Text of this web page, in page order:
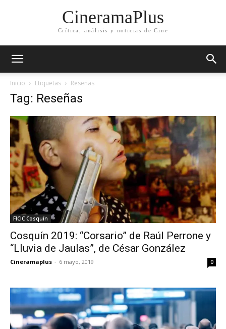
CineramaPlus
Crítica, análisis y noticias de Cine
Inicio Etiquetas Reseñas
Tag: Reseñas
FICIC Cosquín
Cosquín 2019: “Corsario” de Raúl Perrone y
“Lluvia de Jaulas”, de César González
Cineramaplus - 6 mayo, 2019 0